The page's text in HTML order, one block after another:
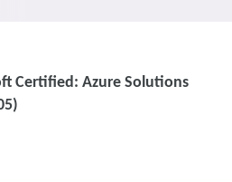
Certified: Azure Solutions